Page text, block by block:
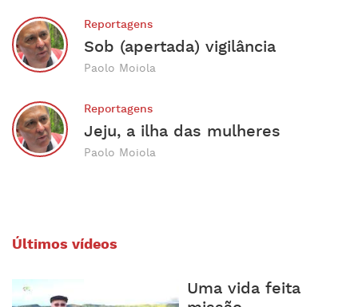
Reportagens
Sob (apertada) vigilância
Paolo Moiola
Reportagens
Jeju, a ilha das mulheres
Paolo Moiola
Últimos vídeos
Uma vida feita